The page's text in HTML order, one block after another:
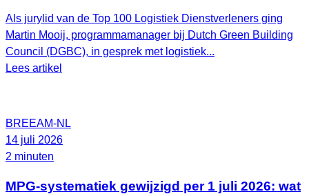
Als jurylid van de Top 100 Logistiek Dienstverleners ging
Martin Mooij, programmamanager bij Dutch Green Building
Council (DGBC), in gesprek met logistiek...
Lees artikel
BREEAM-NL
14 juli 2026
2 minuten
MPG-systematiek gewijzigd per 1 juli 2026: wat